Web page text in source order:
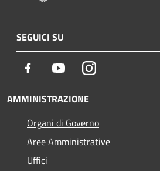
SEGUICI SU
Facebook YoutubeInstagram
AMMINISTRAZIONE
Organi di Governo
Aree Amministrative
Uffici